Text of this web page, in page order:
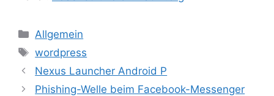
Kategorien
Allgemein
Schlagwörter
wordpress
Nexus Launcher Android P
Phishing-Welle beim Facebook-Messenger